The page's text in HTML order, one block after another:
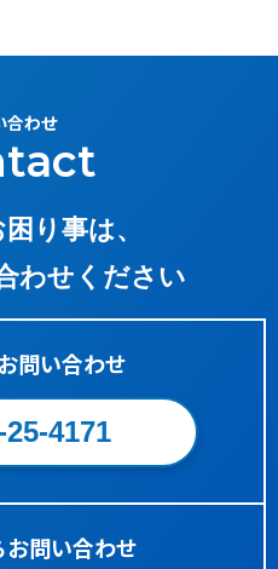
合わせ
り事は、
わせください
問い合わせ
25-4171
お問い合わせ